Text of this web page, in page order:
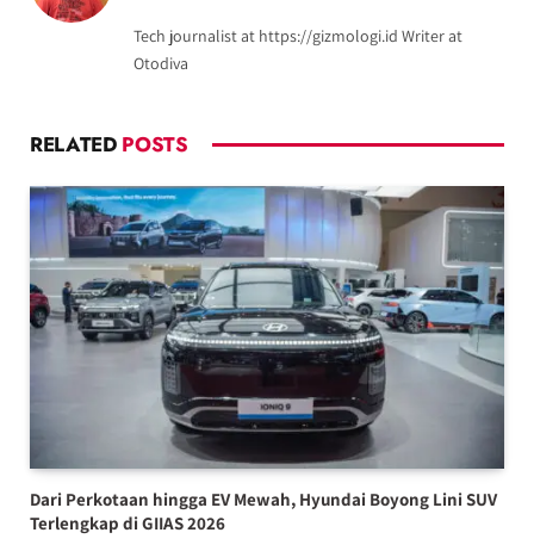
Tech journalist at https://gizmologi.id Writer at
Otodiva
RELATED POSTS
Dari Perkotaan hingga EV Mewah, Hyundai Boyong Lini SUV
Terlengkap di GIIAS 2026